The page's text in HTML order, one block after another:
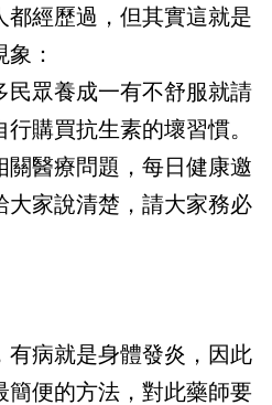
都經歷過，但其實這就是
：
民眾養成一有不舒服就請
購買抗生素的壞習慣。
關醫療問題，每日健康邀
大家說清楚，請大家務必
有病就是身體發炎，因此
簡便的方法，對此藥師要